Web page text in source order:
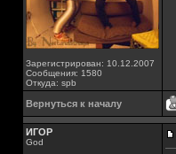
Зарегистрирован: 10.12.2007
Сообщения: 1580
Откуда: spb
Вернуться к началу
ИГОР
God